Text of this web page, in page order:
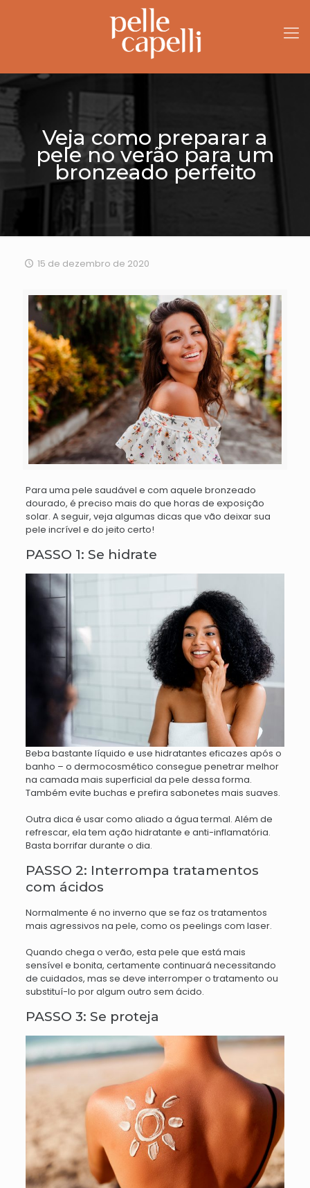
Veja como preparar a
pele no verão para um
bronzeado perfeito
15 de dezembro de 2020
Para uma pele saudável e com aquele bronzeado
dourado, é preciso mais do que horas de exposição
solar. A seguir, veja algumas dicas que vão deixar sua
pele incrível e do jeito certo!
PASSO 1: Se hidrate
Beba bastante líquido e use hidratantes eficazes após o
banho – o dermocosmético consegue penetrar melhor
na camada mais superficial da pele dessa forma.
Também evite buchas e prefira sabonetes mais suaves.
Outra dica é usar como aliado a água termal. Além de
refrescar, ela tem ação hidratante e anti-inflamatória.
Basta borrifar durante o dia.
PASSO 2: Interrompa tratamentos
com ácidos
Normalmente é no inverno que se faz os tratamentos
mais agressivos na pele, como os peelings com laser.
Quando chega o verão, esta pele que está mais
sensível e bonita, certamente continuará necessitando
de cuidados, mas se deve interromper o tratamento ou
substituí-lo por algum outro sem ácido.
PASSO 3: Se proteja